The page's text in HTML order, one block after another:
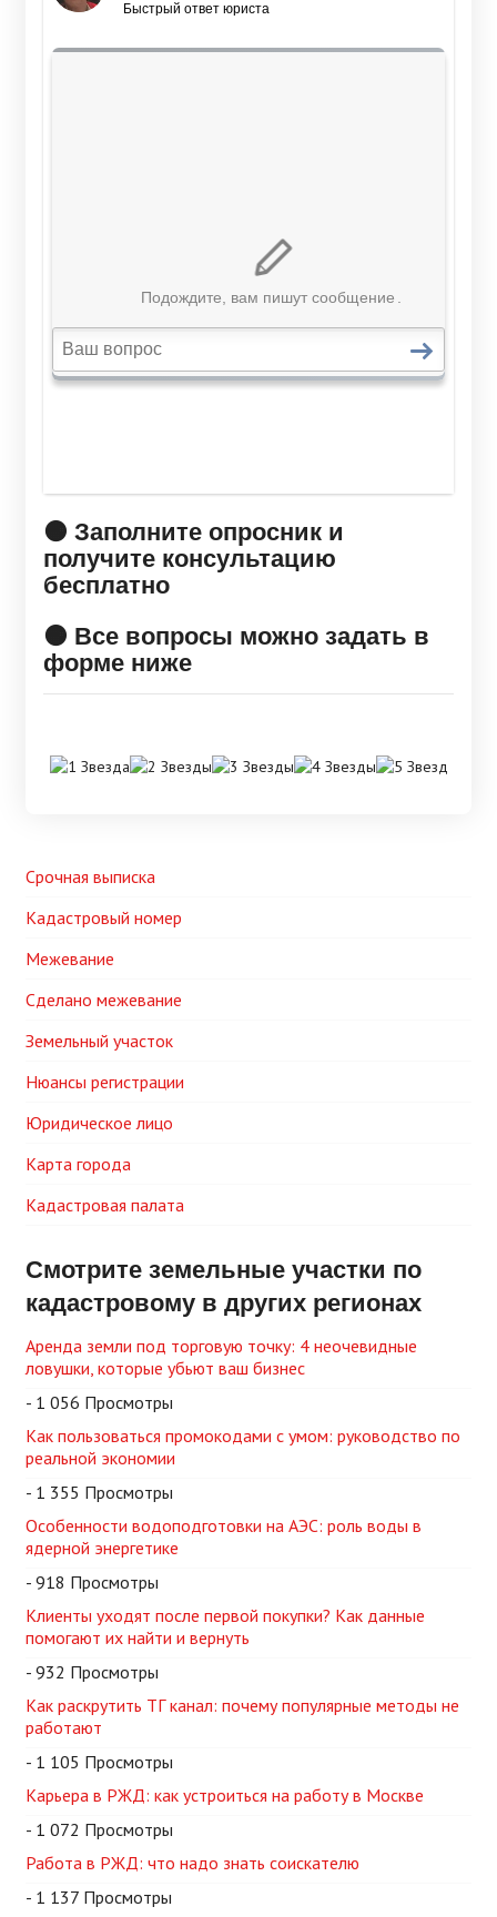
🟠 Заполните опросник и
получите консультацию
бесплатно
🟠 Все вопросы можно задать в
форме ниже
Срочная выписка
Кадастровый номер
Межевание
Сделано межевание
Земельный участок
Нюансы регистрации
Юридическое лицо
Карта города
Кадастровая палата
Смотрите земельные участки по
кадастровому в других регионах
Аренда земли под торговую точку: 4 неочевидные
ловушки, которые убьют ваш бизнес
- 1 056 Просмотры
Как пользоваться промокодами с умом: руководство по
реальной экономии
- 1 355 Просмотры
Особенности водоподготовки на АЭС: роль воды в
ядерной энергетике
- 918 Просмотры
Клиенты уходят после первой покупки? Как данные
помогают их найти и вернуть
- 932 Просмотры
Как раскрутить ТГ канал: почему популярные методы не
работают
- 1 105 Просмотры
Карьера в РЖД: как устроиться на работу в Москве
- 1 072 Просмотры
Работа в РЖД: что надо знать соискателю
- 1 137 Просмотры